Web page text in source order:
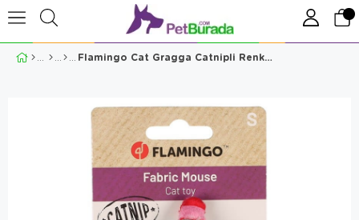
Flamingo Cat Gragga Catnipli Renkli Peluş Fare Oyuncak